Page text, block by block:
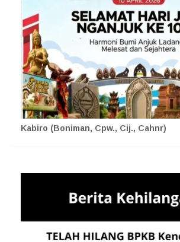
Kabiro (Boniman, Cpw., Cij., Cahnr)